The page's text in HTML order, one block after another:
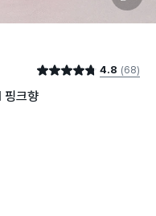
별점 4.8점 4.8 (68)
핑크향